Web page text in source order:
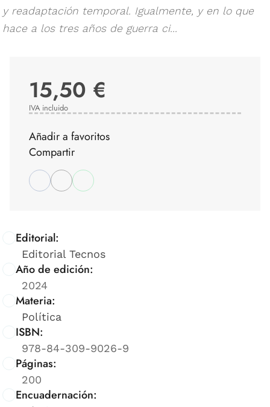
y readaptación temporal. Igualmente, y en lo que
hace a los tres años de guerra ci...
Editorial:
Editorial Tecnos
Año de edición:
2024
Materia:
Política
ISBN:
978-84-309-9026-9
Páginas:
200
Encuadernación:
15,50 €
IVA incluido
Añadir a favoritos
Compartir